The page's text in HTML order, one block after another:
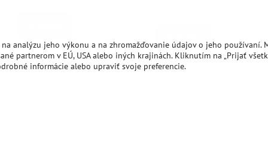
Value UV / DLP: *
a DLP-3D
pro
DLP 3D tiskárně v rozsahu vlnových délek
395-405 nanometrů. Vlastnosti materiálu
pryskyřice PrimaCreator Value omyvatelná
vodou UV / DLP: - Použití na vašich UV
46,13 €
pryskyřice
Použití na vašich
analýzu jeho výkonu a na zhromažďovanie údajov o jeho používaní.
partnerom v EÚ, USA alebo iných krajinách. Kliknutím na „Prijať
informácie alebo upraviť svoje preferencie.